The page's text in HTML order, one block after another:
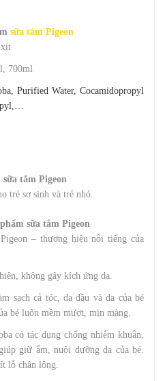
sữa tắm Pigeon
xịt
700ml
Purified Water, Cocamidopropyl
tắm Pigeon
trẻ sơ sinh và trẻ nhỏ.
sữa tắm Pigeon
– thương hiệu nổi tiếng của
không gây kích ứng da.
sạch cả tóc, da đầu và da của bé
bé luôn mềm mượt, mịn màng.
có tác dụng chống nhiễm khuẩn,
giữ ẩm, nuôi dưỡng da của bé.
lỗ chân lông.